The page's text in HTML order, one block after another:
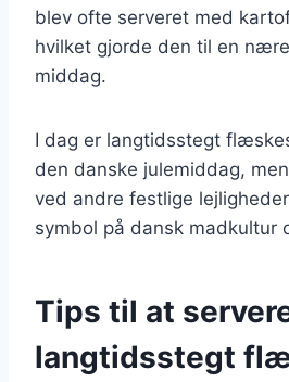
blev ofte serveret med
hvilket gjorde den til en
middag.
I dag er langtidsstegt
den danske julemiddag,
ved andre festlige
symbol på dansk madkultur
Tips til at
langtidsstegt